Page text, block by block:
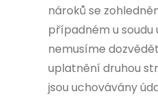
nároků se
případném u
nemusíme
uplatnění druhou
jsou uchovávány